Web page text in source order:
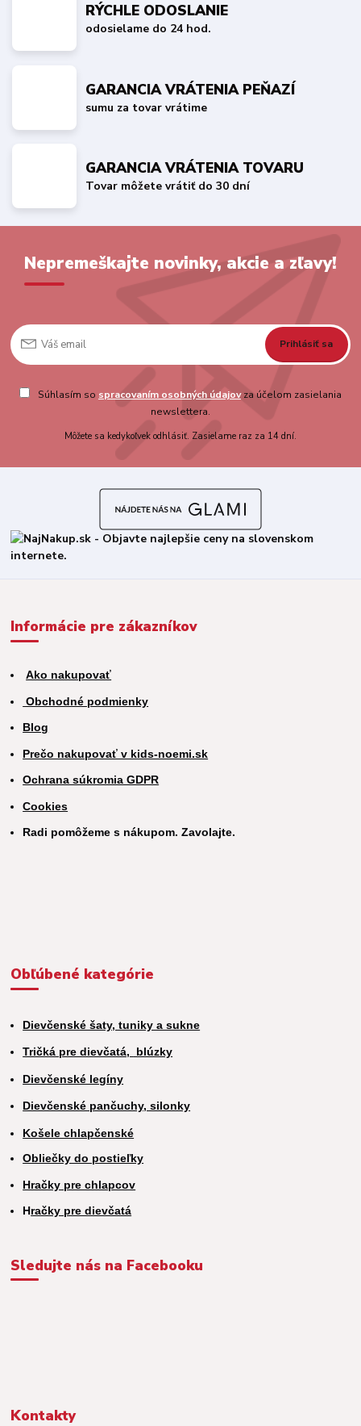
RÝCHLE ODOSLANIE
odosielame do 24 hod.
GARANCIA VRÁTENIA PEŇAZÍ
sumu za tovar vrátime
GARANCIA VRÁTENIA TOVARU
Tovar môžete vrátiť do 30 dní
Nepremeškajte novinky, akcie a zľavy!
Prihlásiť sa
Súhlasím so spracovaním osobných údajovza účelom zasielania
newslettera.
Môžete sa kedykoľvek odhlásiť. Zasielame raz za 14 dní.
Informácie pre zákazníkov
Ako nakupovať
Obchodné podmienky
Blog
Prečo nakupovať v kids-noemi.sk
Ochrana súkromia GDPR
Cookies
Radi pomôžeme s nákupom. Zavolajte.
Obľúbené kategórie
Dievčenské šaty, tuniky a sukne
Tričká pre dievčatá, blúzky
Dievčenské legíny
Dievčenské pančuchy, silonky
Košele chlapčenské
Obliečky do postieľky
Hračky pre chlapcov
Hračky pre dievčatá
Sledujte nás na Facebooku
Kontakty